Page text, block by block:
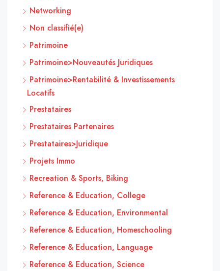
Networking
Non classifié(e)
Patrimoine
Patrimoine>Nouveautés Juridiques
Patrimoine>Rentabilité & Investissements
Locatifs
Prestataires
Prestataires Partenaires
Prestataires>Juridique
Projets Immo
Recreation & Sports, Biking
Reference & Education, College
Reference & Education, Environmental
Reference & Education, Homeschooling
Reference & Education, Language
Reference & Education, Science